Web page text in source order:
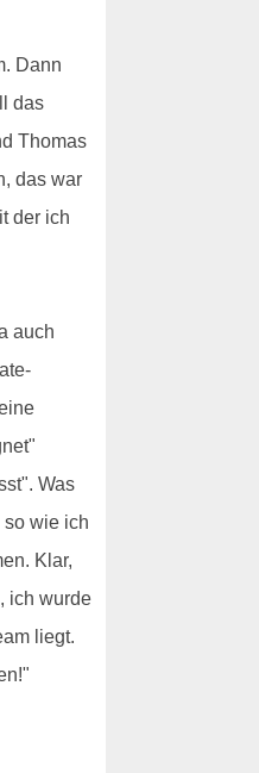
Dann
das
Thomas
das war
der ich
auch
Was
so wie ich
Klar,
ich wurde
liegt.